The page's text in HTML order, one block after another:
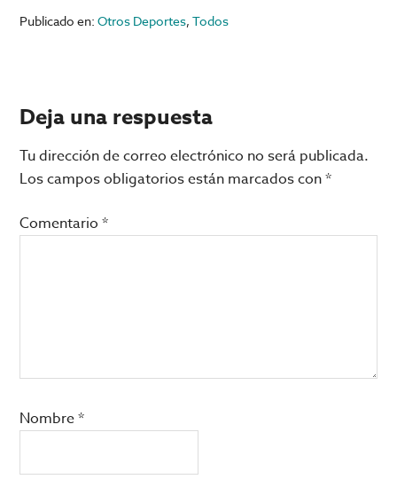
Publicado en:Otros Deportes,Todos
Interacciones
con
los
lectores
Deja una respuesta
Tu dirección de correo electrónico no será publicada.
Los campos obligatorios están marcados con*
Comentario*
Nombre*